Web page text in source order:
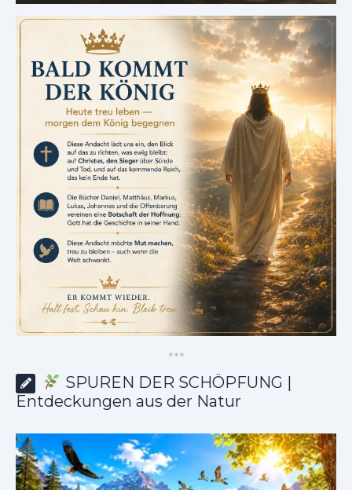
***
SPUREN DER SCHÖPFUNG |
Entdeckungen aus der Natur